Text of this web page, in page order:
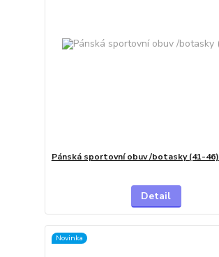
Pánská sportovní obuv /botasky (41-46)
Detail
Novinka